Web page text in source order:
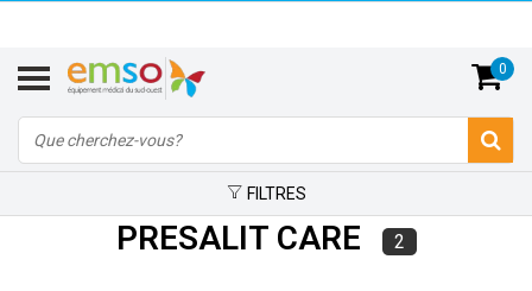
0
FILTRES
PRESALIT CARE 2